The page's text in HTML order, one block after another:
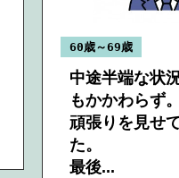
60歳～69歳
中途半端な状
もかかわらず。
頑張りを見せ
た。
最後...